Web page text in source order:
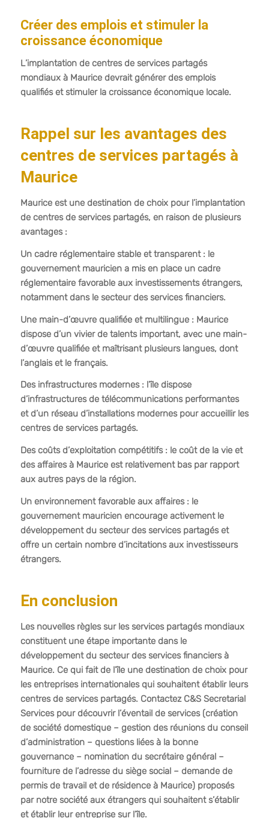
Créer des emplois et stimuler la
croissance économique
L’implantation de centres de services partagés
mondiaux à Maurice devrait générer des emplois
qualifiés et stimuler la croissance économique locale.
Rappel sur les avantages des
centres de services partagés à
Maurice
Maurice est une destination de choix pour l’implantation
de centres de services partagés, en raison de plusieurs
avantages :
Un cadre réglementaire stable et transparent : le
gouvernement mauricien a mis en place un cadre
réglementaire favorable aux investissements étrangers,
notamment dans le secteur des services financiers.
Une main-d’œuvre qualifiée et multilingue : Maurice
dispose d’un vivier de talents important, avec une main-
d’œuvre qualifiée et maîtrisant plusieurs langues, dont
l’anglais et le français.
Des infrastructures modernes : l’île dispose
d’infrastructures de télécommunications performantes
et d’un réseau d’installations modernes pour accueillir les
centres de services partagés.
Des coûts d’exploitation compétitifs : le coût de la vie et
des affaires à Maurice est relativement bas par rapport
aux autres pays de la région.
Un environnement favorable aux affaires : le
gouvernement mauricien encourage activement le
développement du secteur des services partagés et
offre un certain nombre d’incitations aux investisseurs
étrangers.
En conclusion
Les nouvelles règles sur les services partagés mondiaux
constituent une étape importante dans le
développement du secteur des services financiers à
Maurice. Ce qui fait de l’île une destination de choix pour
les entreprises internationales qui souhaitent établir leurs
centres de services partagés. Contactez C&S Secretarial
Services pour découvrir l’éventail de services (création
de société domestique – gestion des réunions du conseil
d’administration – questions liées à la bonne
gouvernance – nomination du secrétaire général –
fourniture de l’adresse du siège social – demande de
permis de travail et de résidence à Maurice) proposés
par notre société aux étrangers qui souhaitent s’établir
et établir leur entreprise sur l’île.